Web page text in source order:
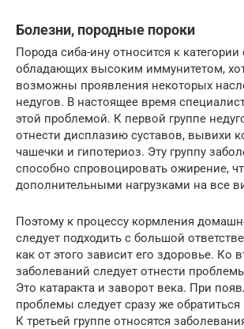
Болезни, породные пороки
Порода сиба-ину относится к категории
обладающих высоким иммунитетом,
возможны проявления некоторых
недугов. В настоящее время
этой проблемой. К первой группе
отнести дисплазию суставов, вывихи
чашечки и гипотериоз. Эту группу
способно спровоцировать ожирение,
дополнительными нагрузками на все
Поэтому к процессу кормления
следует подходить с большой
как от этого зависит его здоровье. Ко
заболеваний следует отнести
Это катаракта и заворот века. При
проблемы следует сразу же обратиться
К третьей группе относятся